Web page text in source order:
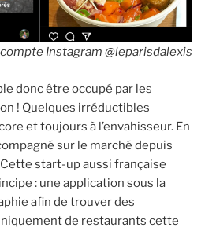
Instagram @leparisdalexis
donc être occupé par les
! Quelques irréductibles
et toujours à l’envahisseur. En
sur le marché depuis
Cette start-up aussi française
: une application sous la
afin de trouver des
de restaurants cette